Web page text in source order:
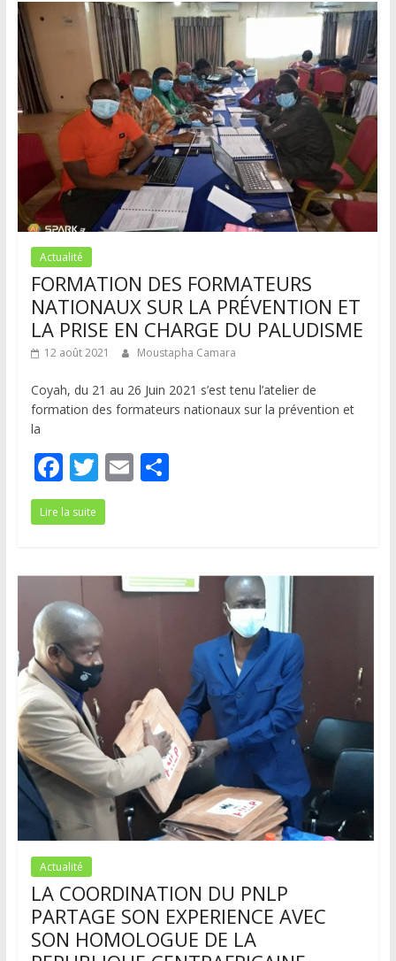
o
o
er
Actualité
FORMATION DES FORMATEURS
NATIONAUX SUR LA PRÉVENTION ET
LA PRISE EN CHARGE DU PALUDISME
12 août 2021 Moustapha Camara
Coyah, du 21 au 26 Juin 2021 s’est tenu l’atelier de
formation des formateurs nationaux sur la prévention et
la
F
ac
e
o
o
k
T
w
itt
E P
er
Lire la suite
Actualité
LA COORDINATION DU PNLP
PARTAGE SON EXPERIENCE AVEC
SON HOMOLOGUE DE LA